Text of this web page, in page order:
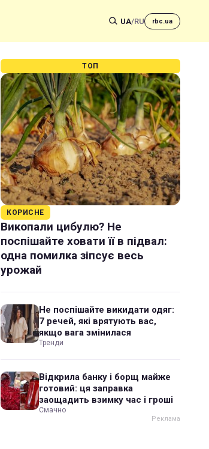
UA/RU rbc.ua
ТОП
КОРИСНЕ
Викопали цибулю? Не
поспішайте ховати її в підвал:
одна помилка зіпсує весь
урожай
Не поспішайте викидати одяг:
7 речей, які врятують вас,
якщо вага змінилася
Тренди
Відкрила банку і борщ майже
готовий: ця заправка
заощадить взимку час і гроші
Смачно